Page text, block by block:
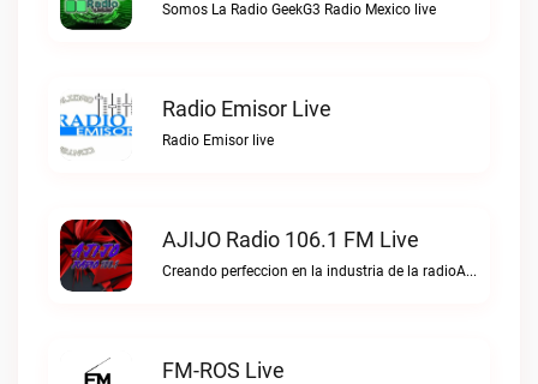
Somos La Radio GeekG3 Radio Mexico live
Radio Emisor Live
Radio Emisor live
AJIJO Radio 106.1 FM Live
Creando perfeccion en la industria de la radioAJIJO Radio 106.1 FM live
FM-ROS Live